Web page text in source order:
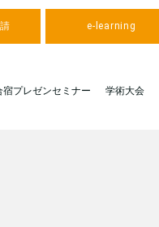
e-learning
宿プレゼンセミナー 学術大会